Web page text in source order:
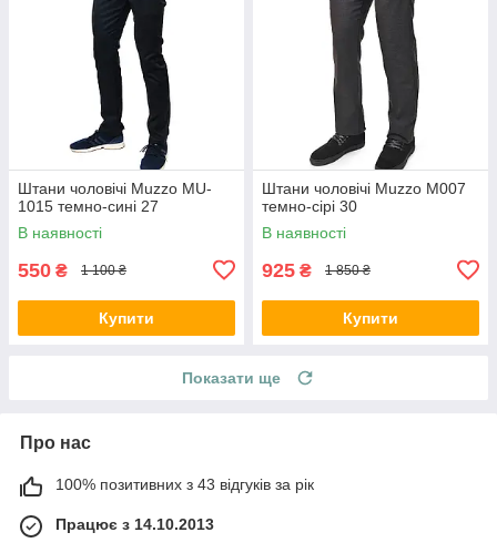
Штани чоловічі Muzzo MU-
1015 темно-сині 27
В наявності
550 ₴ 1 100 ₴
Купити
Штани чоловічі Muzzo M007
темно-сірі 30
В наявності
925 ₴ 1 850 ₴
Купити
Показати ще
Про нас
100% позитивних з 43 відгуків за рік
Працює з 14.10.2013